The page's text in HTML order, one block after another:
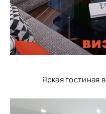
Яркая гостиная